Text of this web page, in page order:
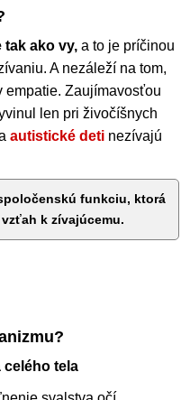
tak ako vy, a to je príčinou
A nezáleží na tom,
empatie. Zaujímavosťou
len pri živočíšnych
autistické deti nezívajú
funkciu, ktorá
k zívajúcemu.
celého tela